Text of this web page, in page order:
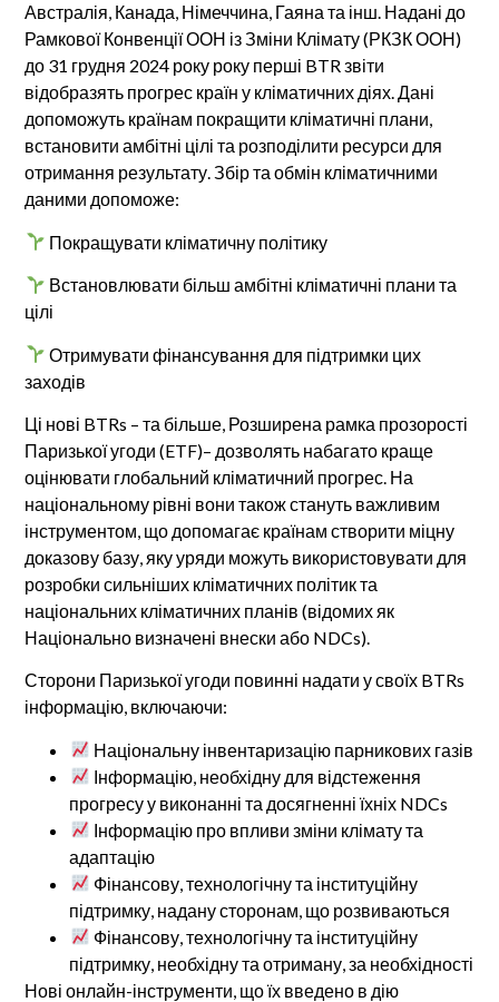
Австралія, Канада, Німеччина, Гаяна та інш. Надані до
Рамкової Конвенції ООН із Зміни Клімату (РКЗК ООН)
до 31 грудня 2024 року року перші BTR звіти
відобразять прогрес країн у кліматичних діях. Дані
допоможуть країнам покращити кліматичні плани,
встановити амбітні цілі та розподілити ресурси для
отримання результату. Збір та обмін кліматичними
даними допоможе:
Покращувати кліматичну політику
Встановлювати більш амбітні кліматичні плани та
цілі
Отримувати фінансування для підтримки цих
заходів
Ці нові BTRs – та більше, Розширена рамка прозорості
Паризької угоди (ETF)– дозволять набагато краще
оцінювати глобальний кліматичний прогрес. На
національному рівні вони також стануть важливим
інструментом, що допомагає країнам створити міцну
доказову базу, яку уряди можуть використовувати для
розробки сильніших кліматичних політик та
національних кліматичних планів (відомих як
Національно визначені внески або NDCs).
Сторони Паризької угоди повинні надати у своїх BTRs
інформацію, включаючи:
Національну інвентаризацію парникових газів
Інформацію, необхідну для відстеження
прогресу у виконанні та досягненні їхніх NDCs
Інформацію про впливи зміни клімату та
адаптацію
Фінансову, технологічну та інституційну
підтримку, надану сторонам, що розвиваються
Фінансову, технологічну та інституційну
підтримку, необхідну та отриману, за необхідності
Нові онлайн-інструменти, що їх введено в дію